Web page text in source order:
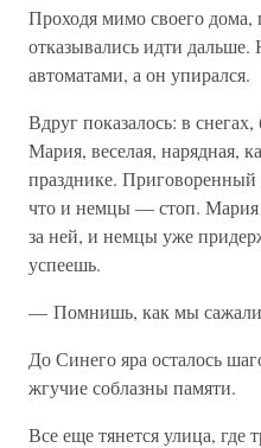
Проходя мимо своего дома,
отказывались идти
автоматами, а он упирался.
Вдруг показалось: в
Мария, веселая, нарядная,
празднике. Приговоренный
что и немцы — стоп. Мария
за ней, и немцы уже
успеешь.
— Помнишь, как мы
До Синего яра осталось
жгучие соблазны памяти.
Все еще тянется улица, где